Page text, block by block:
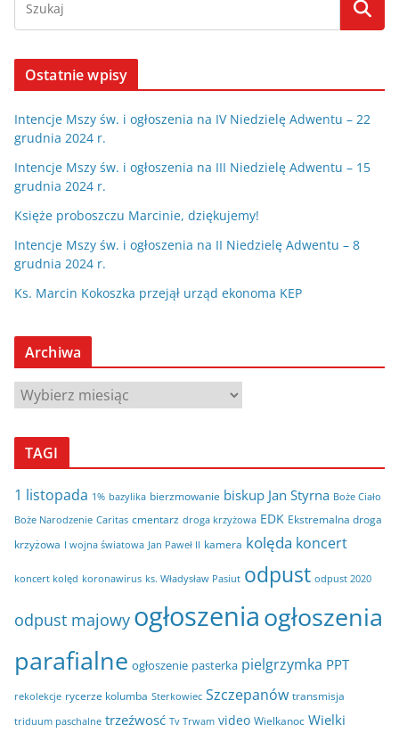
Ostatnie wpisy
Intencje Mszy św. i ogłoszenia na IV Niedzielę Adwentu – 22
grudnia 2024 r.
Intencje Mszy św. i ogłoszenia na III Niedzielę Adwentu – 15
grudnia 2024 r.
Księże proboszczu Marcinie, dziękujemy!
Intencje Mszy św. i ogłoszenia na II Niedzielę Adwentu – 8
grudnia 2024 r.
Ks. Marcin Kokoszka przejął urząd ekonoma KEP
Archiwa
A
c
w
a
TAGI
1 listopada 1% bazylika bierzmowanie biskup Jan Styrna Boże Ciało
Boże Narodzenie Caritas cmentarz droga krzyżowa EDK Ekstremalna droga
krzyżowa I wojna światowa Jan Paweł II kamera kolęda koncert
koncert kolęd koronawirus ks. Władysław Pasiut odpust odpust 2020
odpust majowy ogłoszeniaogłoszenia
parafialne ogłoszenie pasterka pielgrzymka PPT
rekolekcje rycerze kolumba Sterkowiec Szczepanów transmisja
triduum paschalne trzeźwosć Tv Trwam video Wielkanoc Wielki